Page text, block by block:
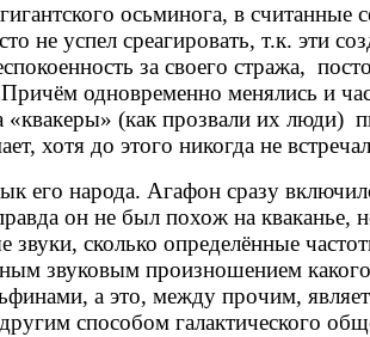
осьминога, в
не успел среагировать, т.к. эти
за своего стража,
одновременно менялись и
«квакеры» (как прозвали их люди)
хотя до этого никогда не
его народа. Агафон сразу
он не был похож на
сколько определённые
звуковым произношением
а это, между прочим,
способом галактического